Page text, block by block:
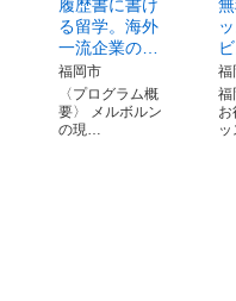
履歴書に書け
る留学。海外
一流企業の…
福岡市
〈プログラム概
要〉 メルボルン
の現…
福
福
お